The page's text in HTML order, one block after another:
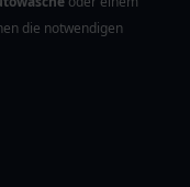
die notwendigen